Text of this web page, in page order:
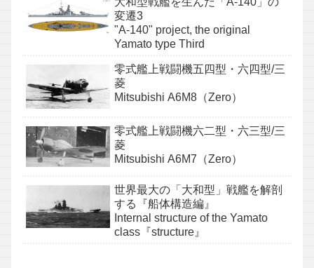
変遷3
"A-140" project, the original
Yamato type Third
零式艦上戦闘機五四型・六四型/三
菱
Mitsubishi A6M8（Zero）
零式艦上戦闘機六二型・六三型/三
菱
Mitsubishi A6M7（Zero）
世界最大の「大和型」戦艦を解剖
する『船体構造編』
Internal structure of the Yamato
class『structure』